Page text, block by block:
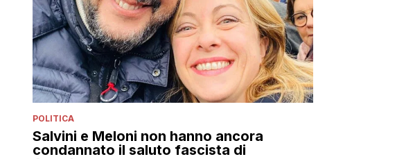
POLITICA
Salvini e Meloni non hanno ancora
condannato il saluto fascista di